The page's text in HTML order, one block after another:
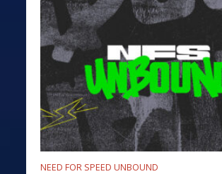
NEED FOR SPEED UNBOUND